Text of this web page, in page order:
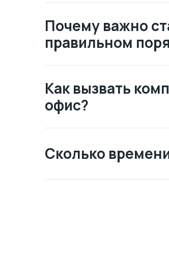
Почему важно
правильном
Как вызвать
офис?
Сколько